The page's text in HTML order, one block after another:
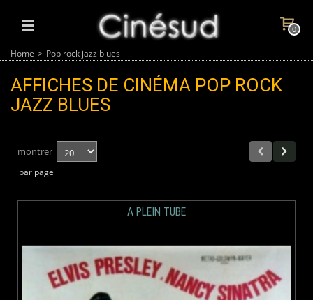
0
Home > Pop rock jazz blues
AFFICHES DE CINÉMA POP ROCK
JAZZ BLUES
montrer
par page
A PLEIN TUBE